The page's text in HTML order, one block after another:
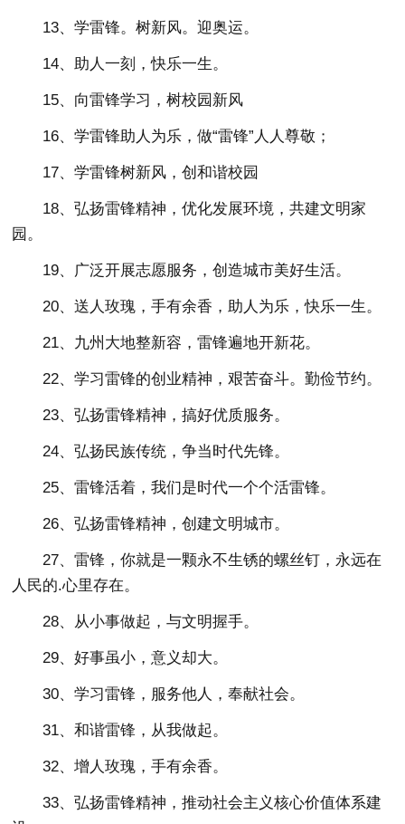
13、学雷锋。树新风。迎奥运。
14、助人一刻，快乐一生。
15、向雷锋学习，树校园新风
16、学雷锋助人为乐，做“雷锋”人人尊敬；
17、学雷锋树新风，创和谐校园
18、弘扬雷锋精神，优化发展环境，共建文明家
园。
19、广泛开展志愿服务，创造城市美好生活。
20、送人玫瑰，手有余香，助人为乐，快乐一生。
21、九州大地整新容，雷锋遍地开新花。
22、学习雷锋的创业精神，艰苦奋斗。勤俭节约。
23、弘扬雷锋精神，搞好优质服务。
24、弘扬民族传统，争当时代先锋。
25、雷锋活着，我们是时代一个个活雷锋。
26、弘扬雷锋精神，创建文明城市。
27、雷锋，你就是一颗永不生锈的螺丝钉，永远在
人民的.心里存在。
28、从小事做起，与文明握手。
29、好事虽小，意义却大。
30、学习雷锋，服务他人，奉献社会。
31、和谐雷锋，从我做起。
32、增人玫瑰，手有余香。
33、弘扬雷锋精神，推动社会主义核心价值体系建